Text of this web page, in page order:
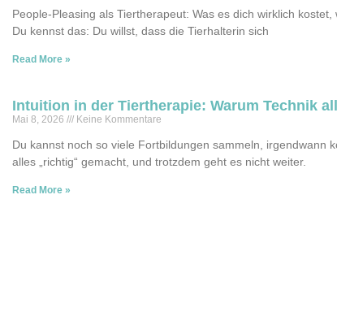
People-Pleasing als Tiertherapeut: Was es dich wirklich
Du kennst das: Du willst, dass die Tierhalterin sich
Read More »
Intuition in der Tiertherapie: Warum Technik
Mai 8, 2026 Keine Kommentare
Du kannst noch so viele Fortbildungen sammeln, irgendwann
alles „richtig“ gemacht, und trotzdem geht es nicht weiter.
Read More »